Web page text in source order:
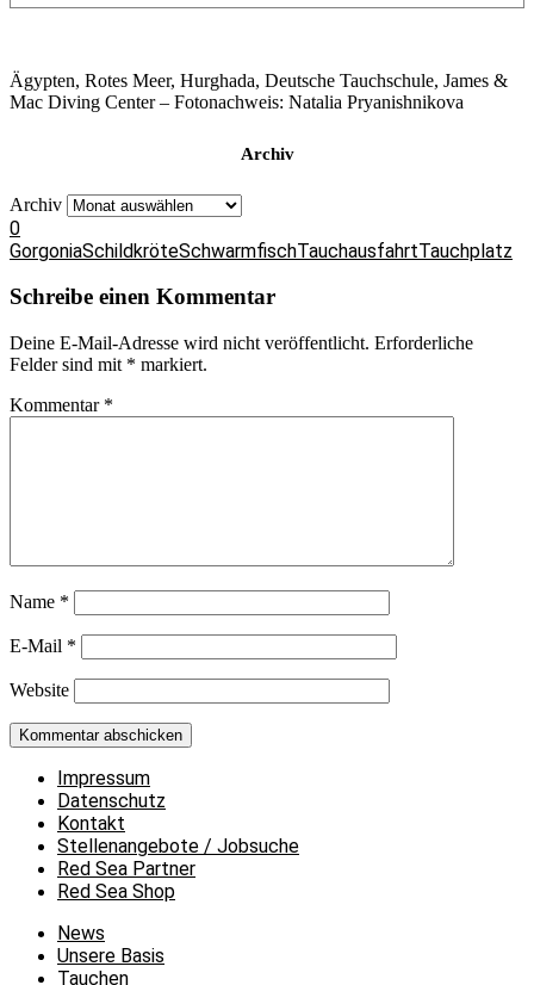
Ägypten, Rotes Meer, Hurghada, Deutsche Tauchschule, James &
Mac Diving Center – Fotonachweis: Natalia Pryanishnikova
Archiv
Archiv
0
GorgoniaSchildkröteSchwarmfischTauchausfahrtTauchplatz
Schreibe einen Kommentar
Deine E-Mail-Adresse wird nicht veröffentlicht. Erforderliche
Felder sind mit * markiert.
Kommentar *
Name *
E-Mail *
Website
Impressum
Datenschutz
Kontakt
Stellenangebote / Jobsuche
Red Sea Partner
Red Sea Shop
News
Unsere Basis
Tauchen